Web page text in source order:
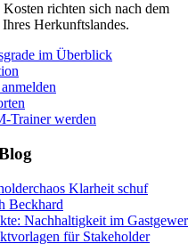
richten sich nach dem
Herkunftslandes.
im Überblick
anmelden
Trainerwerden
Klarheit schuf
Beckhard
Nachhaltigkeit im
für Stakeholder